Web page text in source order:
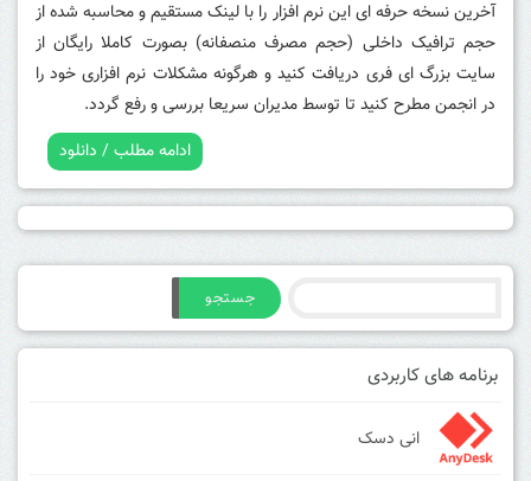
آخرین نسخه حرفه ای این نرم افزار را با لینک مستقیم و محاسبه شده از
حجم ترافیک داخلی (حجم مصرف منصفانه) بصورت کاملا رایگان از
سایت بزرگ ای فری دریافت کنید و هرگونه مشکلات نرم افزاری خود را
در انجمن مطرح کنید تا توسط مدیران سریعا بررسی و رفع گردد.
ادامه مطلب / دانلود
جستجو
برنامه های کاربردی
انی دسک